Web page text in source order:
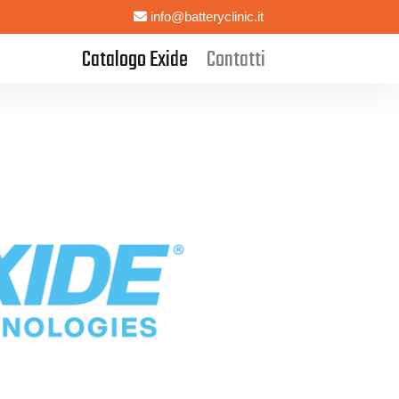
info@batteryclinic.it
Catalogo Exide Contatti